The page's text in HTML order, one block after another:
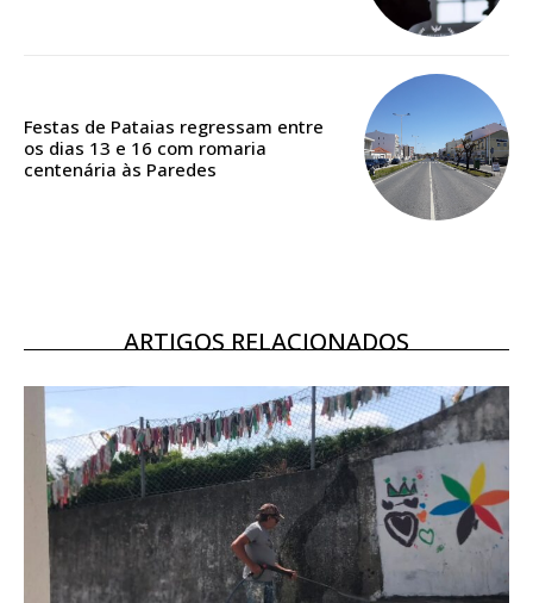
DIGITAL ANUAL
16
assinantes
Ofertas para assinatura anual
Escolha o plano
Festas de Pataias regressam entre
os dias 13 e 16 com romaria
centenária às Paredes
ARTIGOS RELACIONADOS